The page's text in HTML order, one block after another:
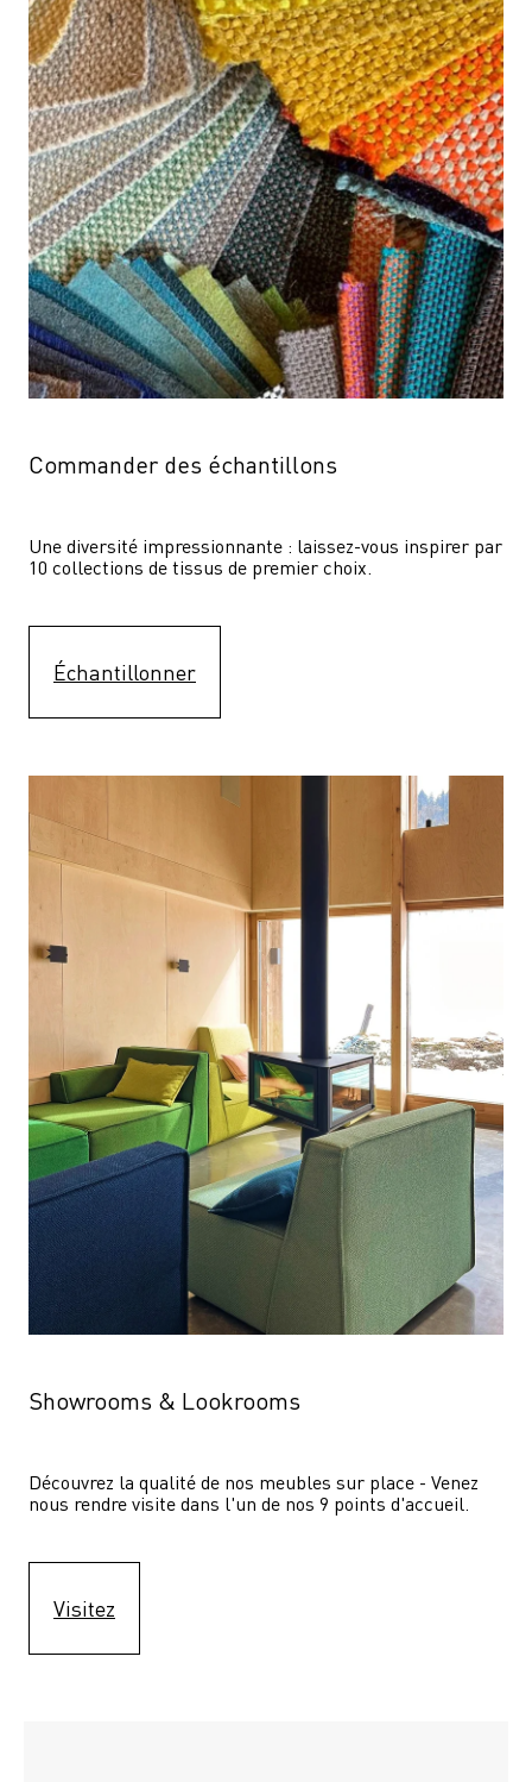
Commander des échantillons
Une diversité impressionnante : laissez-vous inspirer par
10 collections de tissus de premier choix.
Échantillonner
Showrooms & Lookrooms
Découvrez la qualité de nos meubles sur place - Venez
nous rendre visite dans l'un de nos 9 points d'accueil.
Visitez